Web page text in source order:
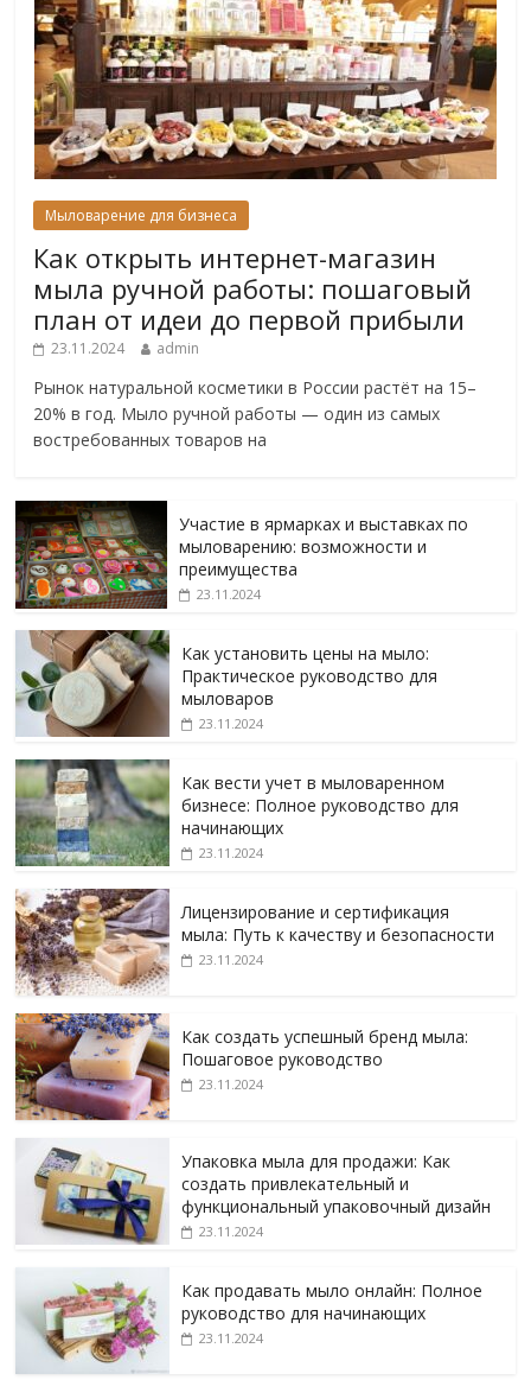
Мыловарение для бизнеса
Как открыть интернет-магазин
мыла ручной работы: пошаговый
план от идеи до первой прибыли
23.11.2024 admin
Рынок натуральной косметики в России растёт на 15–
20% в год. Мыло ручной работы — один из самых
востребованных товаров на
Участие в ярмарках и выставках по
мыловарению: возможности и
преимущества
23.11.2024
Как установить цены на мыло:
Практическое руководство для
мыловаров
23.11.2024
Как вести учет в мыловаренном
бизнесе: Полное руководство для
начинающих
23.11.2024
Лицензирование и сертификация
мыла: Путь к качеству и безопасности
23.11.2024
Как создать успешный бренд мыла:
Пошаговое руководство
23.11.2024
Упаковка мыла для продажи: Как
создать привлекательный и
функциональный упаковочный дизайн
23.11.2024
Как продавать мыло онлайн: Полное
руководство для начинающих
23.11.2024